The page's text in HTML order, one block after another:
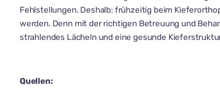
Fehlstellungen. Deshalb: frühzeitig beim
werden. Denn mit der richtigen Betreuung und
strahlendes Lächeln und eine gesunde
Quellen: